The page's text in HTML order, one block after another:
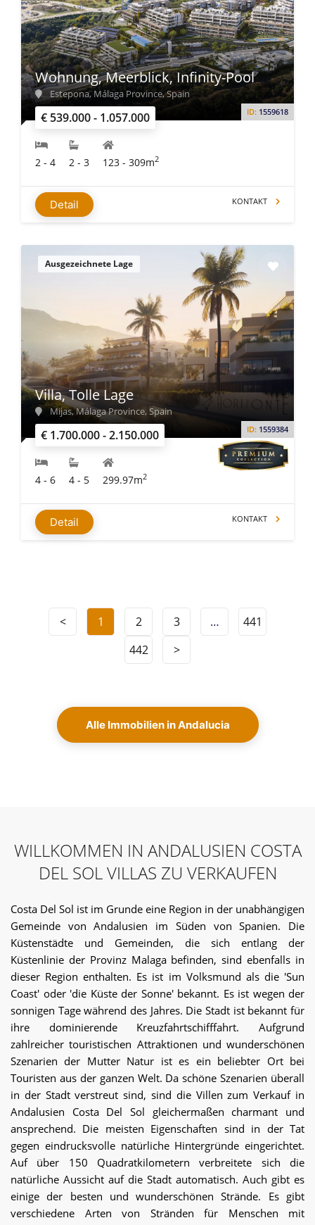
€ 539.000 - 1.057.000 ID: 1559618
Wohnung, Meerblick, Infinity-Pool
Estepona, Málaga Province, Spain
2 - 4 2 - 3 123 - 309m2
Detail KONTAKT
Ausgezeichnete Lage
€ 1.700.000 - 2.150.000 ID: 1559384
Villa, Tolle Lage
Mijas, Málaga Province, Spain
4 - 6 4 - 5 299.97m2
Detail KONTAKT
< 1 2 3 …
441
442
>
Alle Immobilien in Andalucia
WILLKOMMEN IN ANDALUSIEN COSTA
DEL SOL VILLAS ZU VERKAUFEN
Costa Del Sol ist im Grunde eine Region in der unabhängigen
Gemeinde von Andalusien im Süden von Spanien. Die
Küstenstädte und Gemeinden, die sich entlang der
Küstenlinie der Provinz Malaga befinden, sind ebenfalls in
dieser Region enthalten. Es ist im Volksmund als die 'Sun
Coast' oder 'die Küste der Sonne' bekannt. Es ist wegen der
sonnigen Tage während des Jahres. Die Stadt ist bekannt für
ihre dominierende Kreuzfahrtschifffahrt. Aufgrund
zahlreicher touristischen Attraktionen und wunderschönen
Szenarien der Mutter Natur ist es ein beliebter Ort bei
Touristen aus der ganzen Welt. Da schöne Szenarien überall
in der Stadt verstreut sind, sind die Villen zum Verkauf in
Andalusien Costa Del Sol gleichermaßen charmant und
ansprechend. Die meisten Eigenschaften sind in der Tat
gegen eindrucksvolle natürliche Hintergründe eingerichtet.
Auf über 150 Quadratkilometern verbreitete sich die
natürliche Aussicht auf die Stadt automatisch. Auch gibt es
einige der besten und wunderschönen Strände. Es gibt
verschiedene Arten von Stränden für Menschen mit